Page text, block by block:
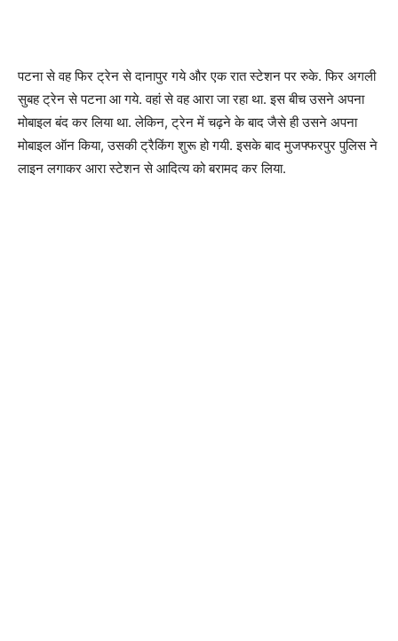
पटना से वह फिर ट्रेन से दानापुर गये और एक रात स्टेशन पर रुके. फिर अगली
सुबह ट्रेन से पटना आ गये. वहां से वह आरा जा रहा था. इस बीच उसने अपना
मोबाइल बंद कर लिया था. लेकिन, ट्रेन में चढ़ने के बाद जैसे ही उसने अपना
मोबाइल ऑन किया, उसकी ट्रैकिंग शुरू हो गयी. इसके बाद मुजफ्फरपुर पुलिस ने
लाइन लगाकर आरा स्टेशन से आदित्य को बरामद कर लिया.